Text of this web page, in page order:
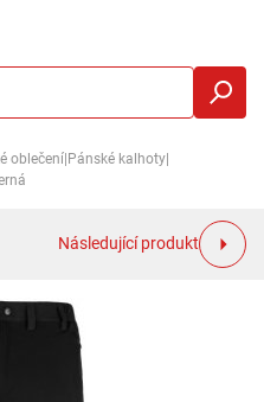
oblečení Pánské kalhoty
Následující produkt